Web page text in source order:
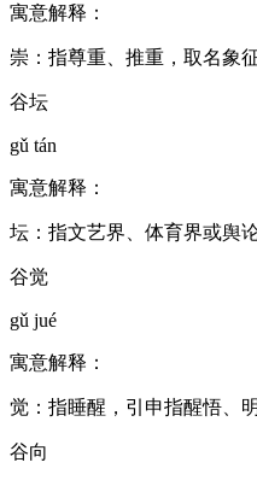
寓意解释：
崇：指尊重、推重，取名象
谷坛
gǔ tán
寓意解释：
坛：指文艺界、体育界或舆论
谷觉
gǔ jué
寓意解释：
觉：指睡醒，引申指醒悟、
谷向